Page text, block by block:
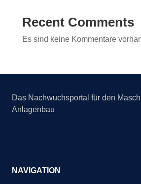
Recent Comments
Es sind keine Kommentare
Das Nachwuchsportal für den
Anlagenbau
NAVIGATION